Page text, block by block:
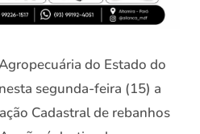
do Estado do
segunda-feira (15) a
Cadastral de rebanhos